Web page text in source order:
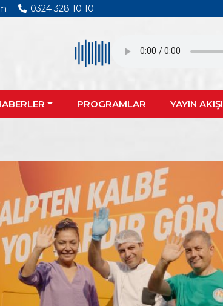
0324 328 10 10
PROGRAMLAR YAYIN AKIŞI